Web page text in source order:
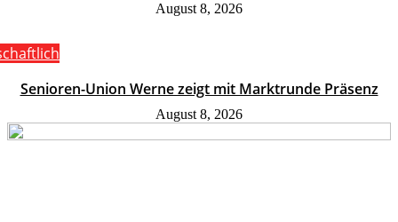
August 8, 2026
Senioren-Union Werne zeigt mit Marktrunde Präsenz
August 8, 2026